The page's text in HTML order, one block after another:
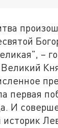
–
первая
И
историк